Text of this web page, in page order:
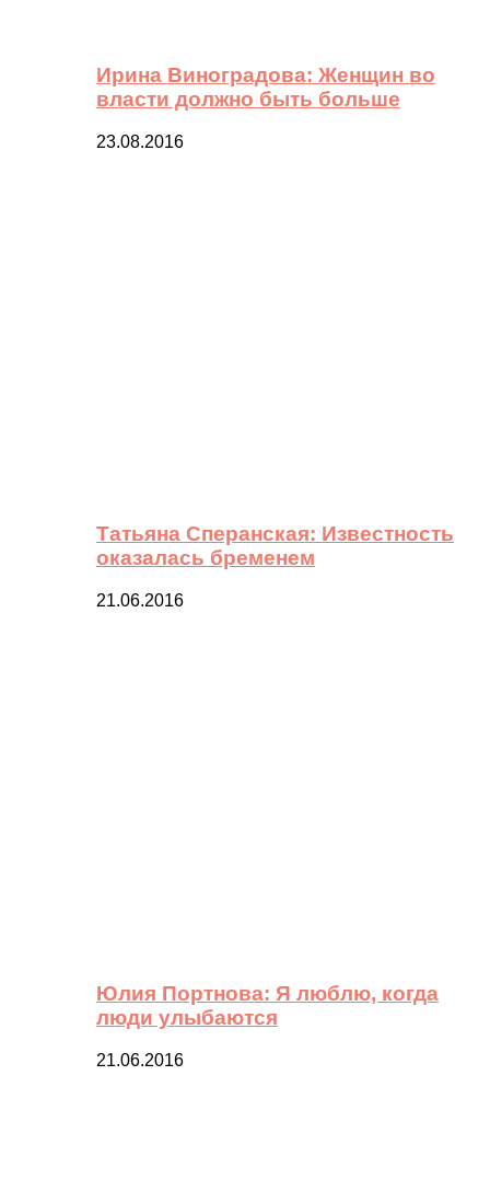
Ирина Виноградова: Женщин во
власти должно быть больше
23.08.2016
Татьяна Сперанская: Известность
оказалась бременем
21.06.2016
Юлия Портнова: Я люблю, когда
люди улыбаются
21.06.2016